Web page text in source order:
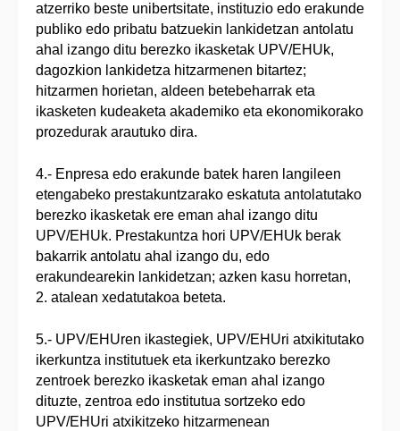
atzerriko beste unibertsitate, instituzio edo erakunde
publiko edo pribatu batzuekin lankidetzan antolatu
ahal izango ditu berezko ikasketak UPV/EHUk,
dagozkion lankidetza hitzarmenen bitartez;
hitzarmen horietan, aldeen betebeharrak eta
ikasketen kudeaketa akademiko eta ekonomikorako
prozedurak arautuko dira.
4.- Enpresa edo erakunde batek haren langileen
etengabeko prestakuntzarako eskatuta antolatutako
berezko ikasketak ere eman ahal izango ditu
UPV/EHUk. Prestakuntza hori UPV/EHUk berak
bakarrik antolatu ahal izango du, edo
erakundearekin lankidetzan; azken kasu horretan,
2. atalean xedatutakoa beteta.
5.- UPV/EHUren ikastegiek, UPV/EHUri atxikitutako
ikerkuntza institutuek eta ikerkuntzako berezko
zentroek berezko ikasketak eman ahal izango
dituzte, zentroa edo institutua sortzeko edo
UPV/EHUri atxikitzeko hitzarmenean